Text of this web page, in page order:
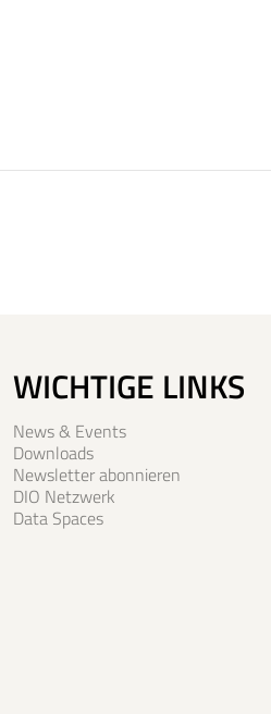
WICHTIGE LINKS
News & Events
Downloads
Newsletter abonnieren
DIO Netzwerk
Data Spaces